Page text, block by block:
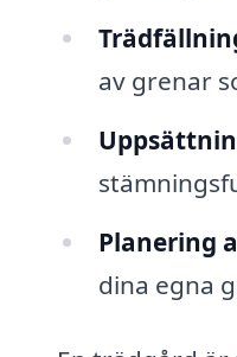
av grenar
Planering
dina egna